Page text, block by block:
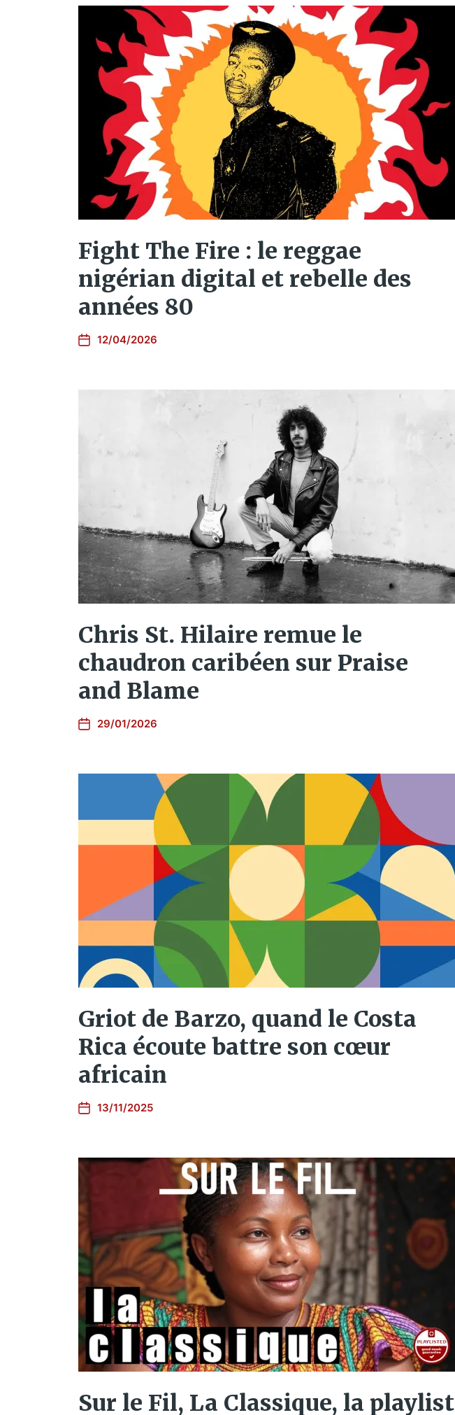
Fight The Fire : le reggae
nigérian digital et rebelle des
années 80
12/04/2026
Chris St. Hilaire remue le
chaudron caribéen sur Praise
and Blame
29/01/2026
Griot de Barzo, quand le Costa
Rica écoute battre son cœur
africain
13/11/2025
Sur le Fil, La Classique, la playlist